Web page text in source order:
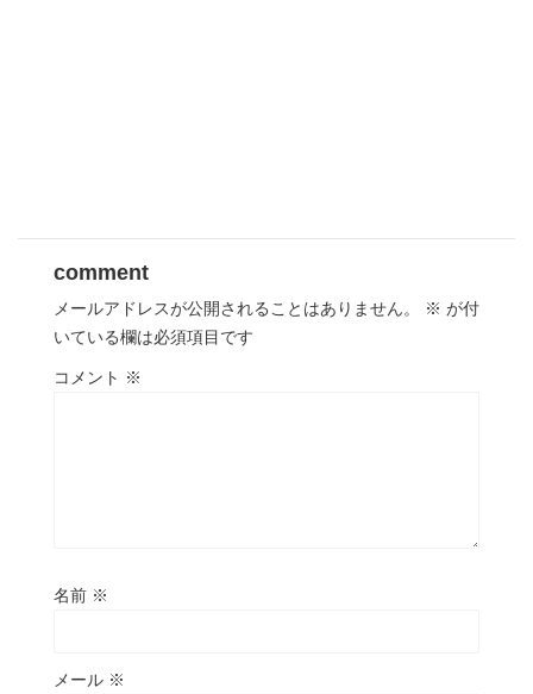
comment
メールアドレスが公開されることはありません。 ※ が付
いている欄は必須項目です
コメント ※
名前 ※
メール ※